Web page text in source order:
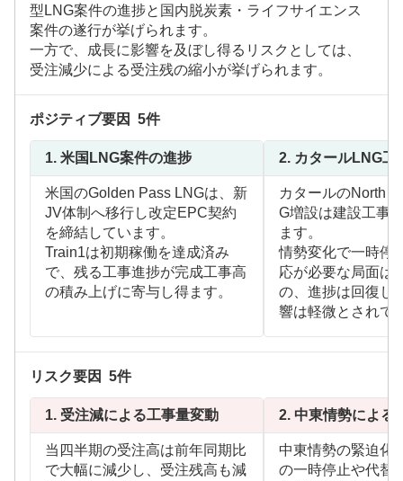
型LNG案件の進捗と国内脱炭素・ライフサイエンス
案件の遂行が挙げられます。
一方で、成長に影響を及ぼし得るリスクとしては、
受注減少による受注残の縮小が挙げられます。
ポジティブ要因 5件
1. 米国LNG案件の進捗
米国のGolden Pass LNGは、新
JV体制へ移行し改定EPC契約
を締結しています。
Train1は初期稼働を達成済み
で、残る工事進捗が完成工事高
の積み上げに寄与し得ます。
2. カタールLNG工
カタールのNorth
G増設は建設工事
ます。
情勢変化で一時停
応が必要な局面は
の、進捗は回復し
響は軽微とされて
リスク要因 5件
1. 受注減による工事量変動
当四半期の受注高は前年同期比
で大幅に減少し、受注残高も減
2. 中東情勢による
中東情勢の緊迫化
の一時停止や代替